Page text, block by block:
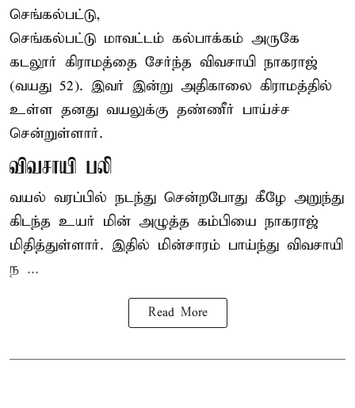
செங்கல்பட்டு,
செங்கல்பட்டு மாவட்டம் கல்பாக்கம் அருகே
கடலூர் கிராமத்தை சேர்ந்த விவசாயி நாகராஜ்
(வயது 52). இவர் இன்று அதிகாலை கிராமத்தில்
உள்ள தனது வயலுக்கு தண்ணீர் பாய்ச்ச
சென்றுள்ளார்.
விவசாயி பலி
வயல் வரப்பில் நடந்து சென்றபோது கீழே அறுந்து
கிடந்த உயர் மின் அழுத்த கம்பியை நாகராஜ்
மிதித்துள்ளார். இதில் மின்சாரம் பாய்ந்து விவசாயி
ந ...
Read More